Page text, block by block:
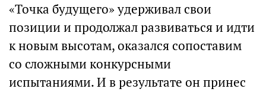
«Точка будущего» удерживал свои
позиции и продолжал развиваться и идти
к новым высотам, оказался сопоставим
со сложными конкурсными
испытаниями. И в результате он принес